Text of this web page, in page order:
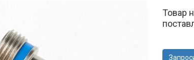
Товар